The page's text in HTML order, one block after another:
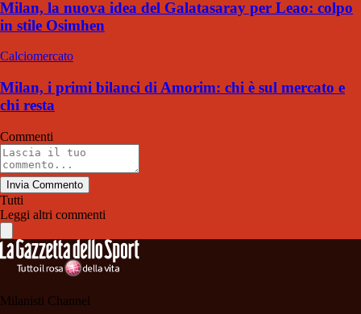
Milan, la nuova idea del Galatasaray per Leao: colpo
in stile Osimhen
Calciomercato
Milan, i primi bilanci di Amorim: chi è sul mercato e
chi resta
Commenti
Invia Commento
Tutti
Leggi altri commenti
Milanisti Channel